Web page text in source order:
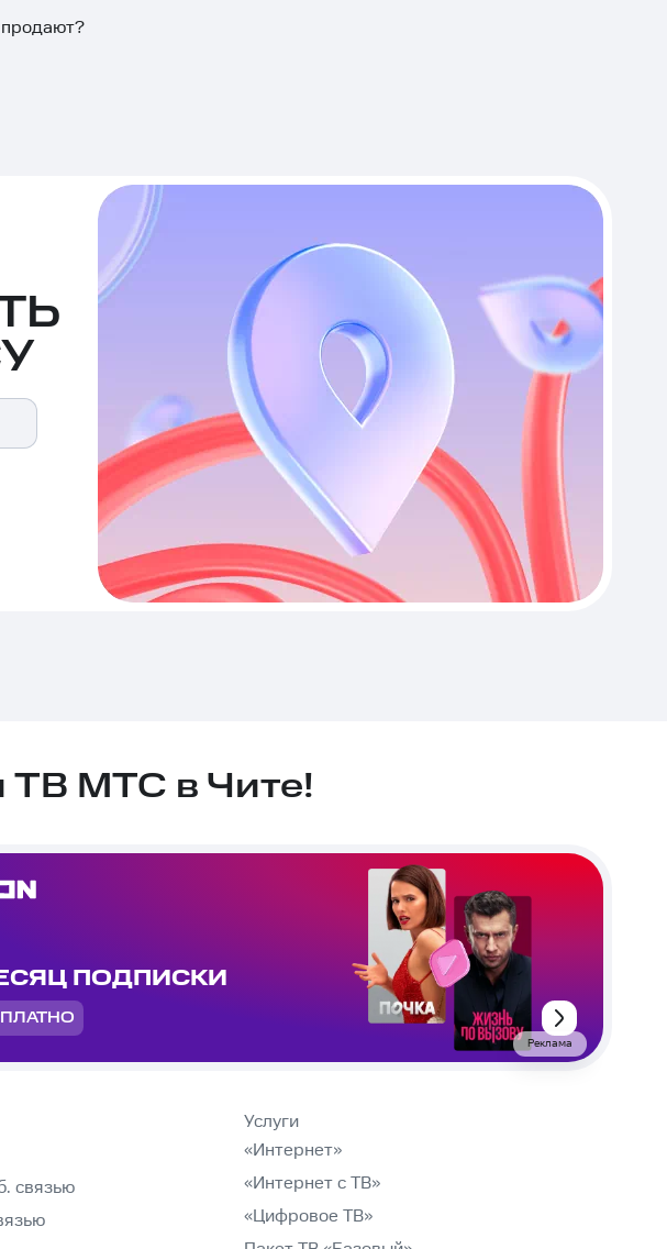
продают?
ТВ МТС в Чите!
ПОДПИСКИ
Реклама
связью
Услуги
«Интернет»
«Интернет с ТВ»
«Цифровое ТВ»